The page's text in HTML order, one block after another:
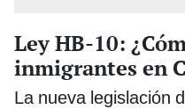
Ley HB-10:
inmigrantes en
La nueva legislación